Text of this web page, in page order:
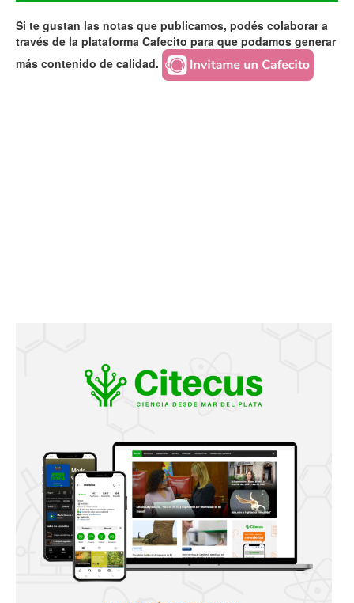
Si te gustan las notas que publicamos, podés colaborar a
través de la plataforma Cafecito para que podamos generar
más contenido de calidad.